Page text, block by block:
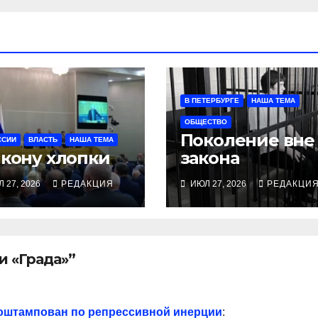
ВЛАСТЬ НАША ТЕМА
хлопки
27, 2026 РЕДАКЦИЯ
В ПЕТЕРБУРГЕ НАША ТЕМА
ОБЩЕСТВО
Поколение вне
закона
ИЮЛ 27, 2026
«Града»”
по репрессивной инерции: